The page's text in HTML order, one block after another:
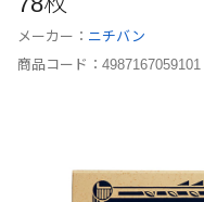
メーカー： ニチバン
商品コード： 4987167059101